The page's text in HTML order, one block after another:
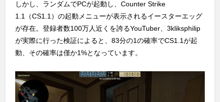
しかし、ランダムでPCが起動し、Counter Strike
1.1（CS1.1）の起動メニューが表示されるイースターエッグ
が存在。登録者数100万人近くを誇るYouTuber、3kliksphilip
が実際に行った検証によると、83分の1の確率でCS1.1が起
動、その確率は僅か1%となっています。